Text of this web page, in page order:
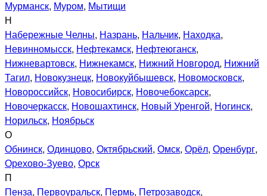
Мурманск, Муром, Мытищи
Н
Набережные Челны, Назрань, Нальчик, Находка,
Невинномысск, Нефтекамск, Нефтеюганск,
Нижневартовск, Нижнекамск, Нижний Новгород, Нижний
Тагил, Новокузнецк, Новокуйбышевск, Новомосковск,
Новороссийск, Новосибирск, Новочебоксарск,
Новочеркасск, Новошахтинск, Новый Уренгой, Ногинск,
Норильск, Ноябрьск
О
Обнинск, Одинцово, Октябрьский, Омск, Орёл, Оренбург,
Орехово-Зуево, Орск
П
Пенза, Первоуральск, Пермь, Петрозаводск,